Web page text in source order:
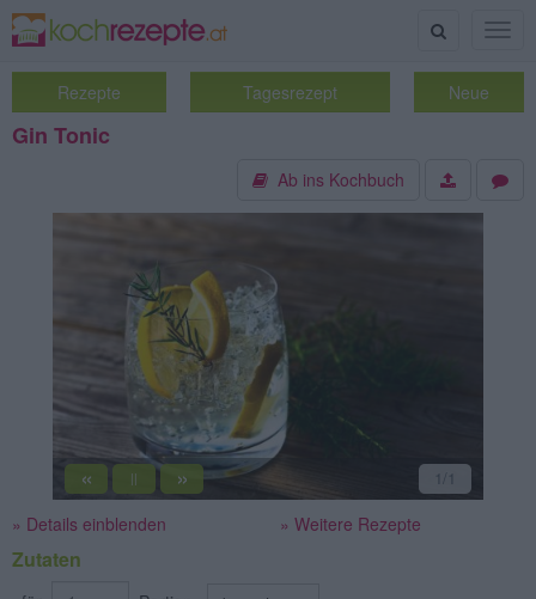
Suche
Rezepte Tagesrezept Neue
Gin Tonic
Ab ins Kochbuch
« || » 1 /1
» Details einblenden » Weitere Rezepte
Zutaten